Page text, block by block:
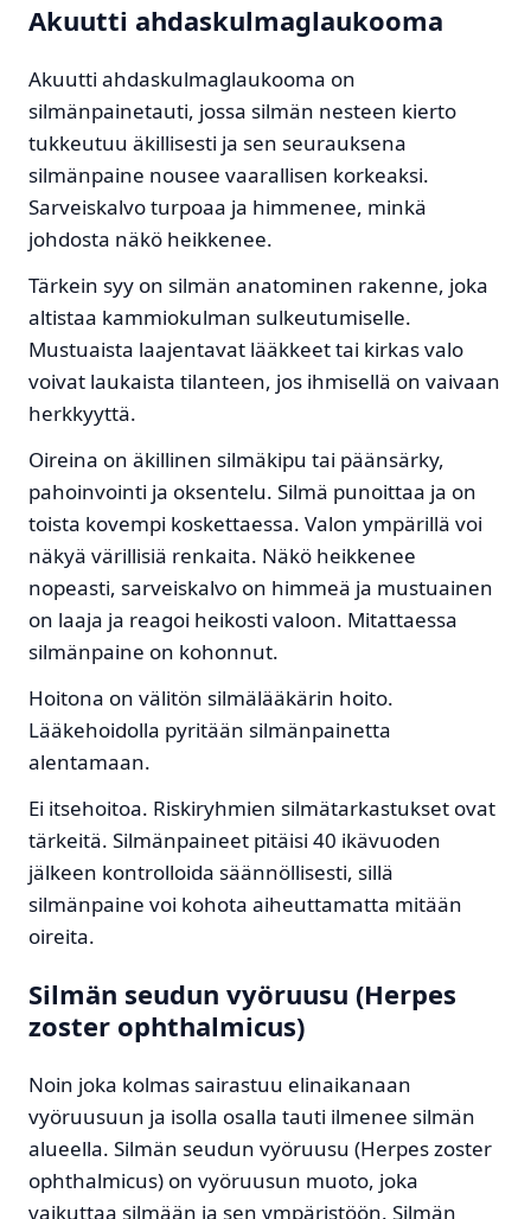
Akuutti ahdaskulmaglaukooma
Akuutti ahdaskulmaglaukooma on
silmänpainetauti, jossa silmän nesteen kierto
tukkeutuu äkillisesti ja sen seurauksena
silmänpaine nousee vaarallisen korkeaksi.
Sarveiskalvo turpoaa ja himmenee, minkä
johdosta näkö heikkenee.
Tärkein syy on silmän anatominen rakenne, joka
altistaa kammiokulman sulkeutumiselle.
Mustuaista laajentavat lääkkeet tai kirkas valo
voivat laukaista tilanteen, jos ihmisellä on vaivaan
herkkyyttä.
Oireina on äkillinen silmäkipu tai päänsärky,
pahoinvointi ja oksentelu. Silmä punoittaa ja on
toista kovempi koskettaessa. Valon ympärillä voi
näkyä värillisiä renkaita. Näkö heikkenee
nopeasti, sarveiskalvo on himmeä ja mustuainen
on laaja ja reagoi heikosti valoon. Mitattaessa
silmänpaine on kohonnut.
Hoitona on välitön silmälääkärin hoito.
Lääkehoidolla pyritään silmänpainetta
alentamaan.
Ei itsehoitoa. Riskiryhmien silmätarkastukset ovat
tärkeitä. Silmänpaineet pitäisi 40 ikävuoden
jälkeen kontrolloida säännöllisesti, sillä
silmänpaine voi kohota aiheuttamatta mitään
oireita.
Silmän seudun vyöruusu (Herpes
zoster ophthalmicus)
Noin joka kolmas sairastuu elinaikanaan
vyöruusuun ja isolla osalla tauti ilmenee silmän
alueella. Silmän seudun vyöruusu (Herpes zoster
ophthalmicus) on vyöruusun muoto, joka
vaikuttaa silmään ja sen ympäristöön. Silmän